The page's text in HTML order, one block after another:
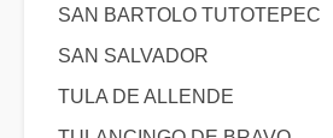
SAN BARTOLO TUTOTEPEC
SAN SALVADOR
TULA DE ALLENDE